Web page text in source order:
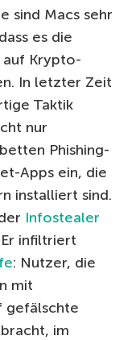
sind Macs sehr
es die
auf Krypto-
In letzter Zeit
Taktik
nur
Phishing-
Apps ein, die
installiert sind.
Infostealer
infiltriert
: Nutzer, die
mit
gefälschte
im